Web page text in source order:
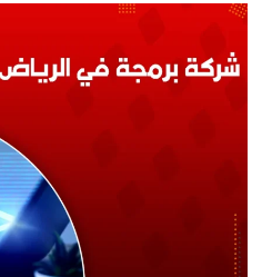
شركة
برمجة
في
الرياض